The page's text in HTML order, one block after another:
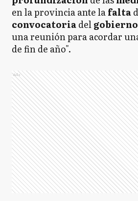
en la provincia ante lafalta
convocatoriadel
una reunión para acordar
de fin de año".
Ads